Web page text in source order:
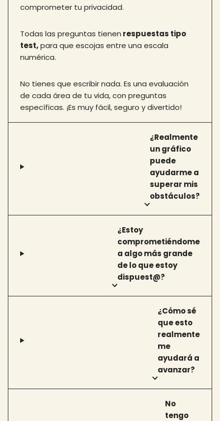
comprometer tu privacidad.
Todas las preguntas tienen respuestas tipo
test,para que escojas entre una escala
numérica.
No tienes que escribir nada. Es una evaluación
de cada área de tu vida, con preguntas
específicas. ¡Es muy fácil, seguro y divertido!
¿Realmente
un gráfico
puede
ayudarme a
superar mis
obstáculos?
¿Estoy
comprometiéndome
a algo más grande
de lo que estoy
dispuest@?
¿Cómo sé
que esto
realmente
me
ayudará a
avanzar?
No
tengo